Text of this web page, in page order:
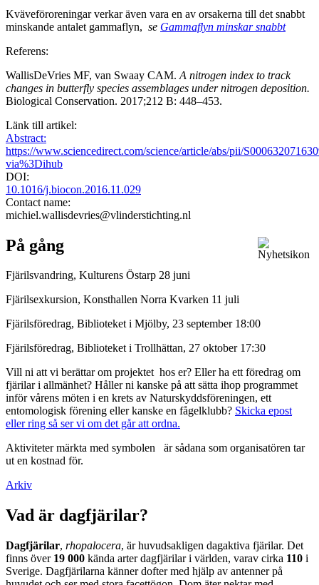
Kväveföroreningar verkar även vara en av orsakerna till det snabbt
minskande antalet gammaflyn, se Gammaflyn minskar snabbt
Referens:
WallisDeVries MF, van Swaay CAM. A nitrogen index to track
changes in butterfly species assemblages under nitrogen deposition.
Biological Conservation. 2017;212 B: 448–453.
Länk till artikel:
Abstract:
https://www.sciencedirect.com/science/article/abs/pii/
via%3Dihub
DOI:
10.1016/j.biocon.2016.11.029
Contact name:
michiel.wallisdevries@vlinderstichting.nl
På gång
Fjärilsvandring, Kulturens Östarp 28 juni
Fjärilsexkursion, Konsthallen Norra Kvarken 11 juli
Fjärilsföredrag, Biblioteket i Mjölby, 23 september 18:00
Fjärilsföredrag, Biblioteket i Trollhättan, 27 oktober 17:30
Vill ni att vi berättar om projektet hos er? Eller ha ett föredrag om
fjärilar i allmänhet? Håller ni kanske på att sätta ihop programmet
inför vårens möten i en krets av Naturskyddsföreningen, ett
entomologisk förening eller kanske en fågelklubb? Skicka epost
eller ring så ser vi om det går att ordna.
Aktiviteter märkta med symbolen
är sådana som organisatören tar
ut en kostnad för.
Arkiv
Vad är dagfjärilar?
Dagfjärilar, rhopalocera, är huvudsakligen dagaktiva fjärilar. Det
finns över 19 000 kända arter dagfjärilar i världen, varav cirka 110 i
Sverige. Dagfjärilarna känner dofter med hjälp av antenner på